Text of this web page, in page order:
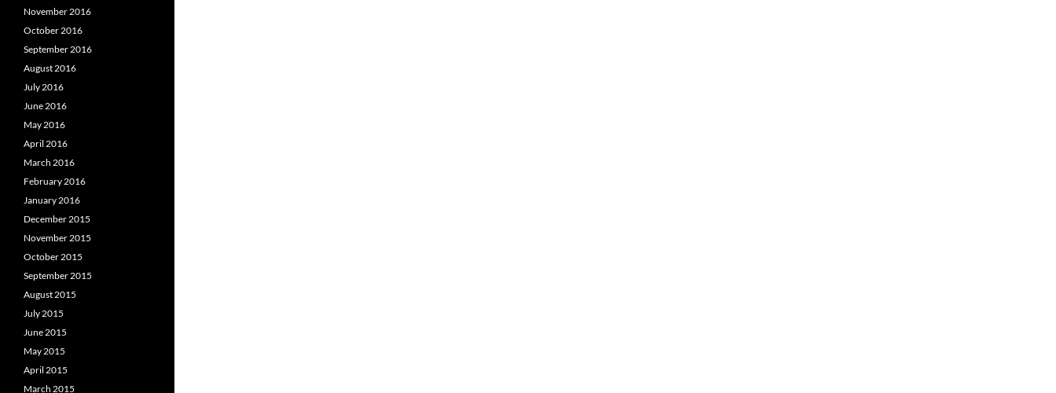
November 2016
October 2016
September 2016
August 2016
July 2016
June 2016
May 2016
April 2016
March 2016
February 2016
January 2016
December 2015
November 2015
October 2015
September 2015
August 2015
July 2015
June 2015
May 2015
April 2015
March 2015